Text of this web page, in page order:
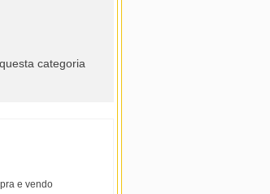
categoria
e vendo